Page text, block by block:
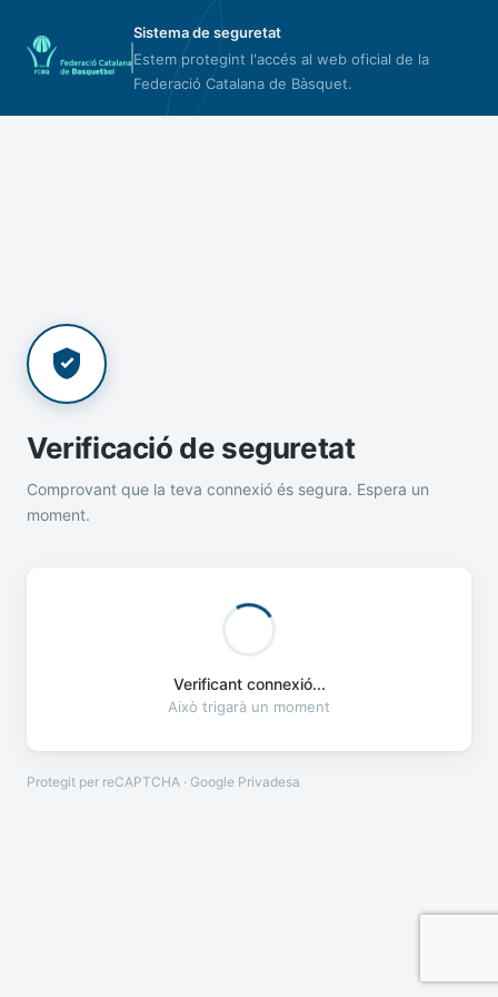
Sistema de seguretat
Estem protegint l'accés al web oficial de la
Federació Catalana de Bàsquet.
Verificació de seguretat
Comprovant que la teva connexió és segura. Espera un
moment.
Verificant connexió...
Això trigarà un moment
Protegit per reCAPTCHA · Google Privadesa